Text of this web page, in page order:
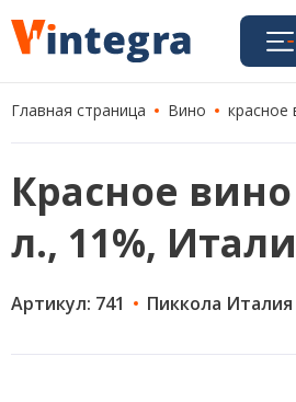
Главная страница Вино красное
Красное
л., 11%,
Артикул: 741 Пиккола Италия